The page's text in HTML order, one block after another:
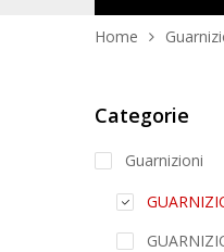
Home
Categorie
Guarnizioni